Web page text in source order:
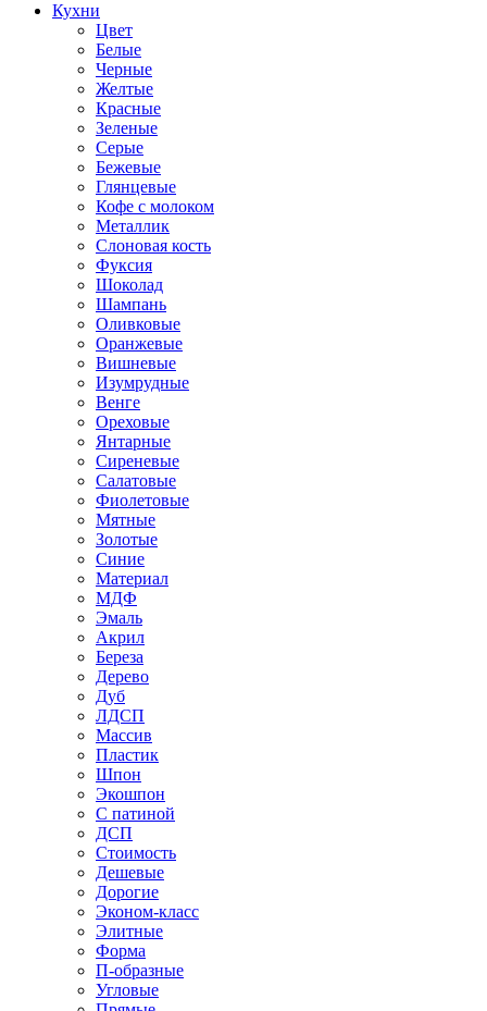
Кухни
Цвет
Белые
Черные
Желтые
Красные
Зеленые
Серые
Бежевые
Глянцевые
Кофе с молоком
Металлик
Слоновая кость
Фуксия
Шоколад
Шампань
Оливковые
Оранжевые
Вишневые
Изумрудные
Венге
Ореховые
Янтарные
Сиреневые
Салатовые
Фиолетовые
Мятные
Золотые
Синие
Материал
МДФ
Эмаль
Акрил
Береза
Дерево
Дуб
ЛДСП
Массив
Пластик
Шпон
Экошпон
С патиной
ДСП
Стоимость
Дешевые
Дорогие
Эконом-класс
Элитные
Форма
П-образные
Угловые